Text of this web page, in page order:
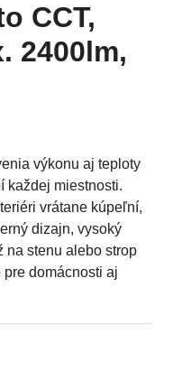
CCT,
2400lm,
výkonu aj teploty
každej miestnosti.
vrátane kúpeľní,
dizajn, vysoký
na stenu alebo strop
domácnosti aj